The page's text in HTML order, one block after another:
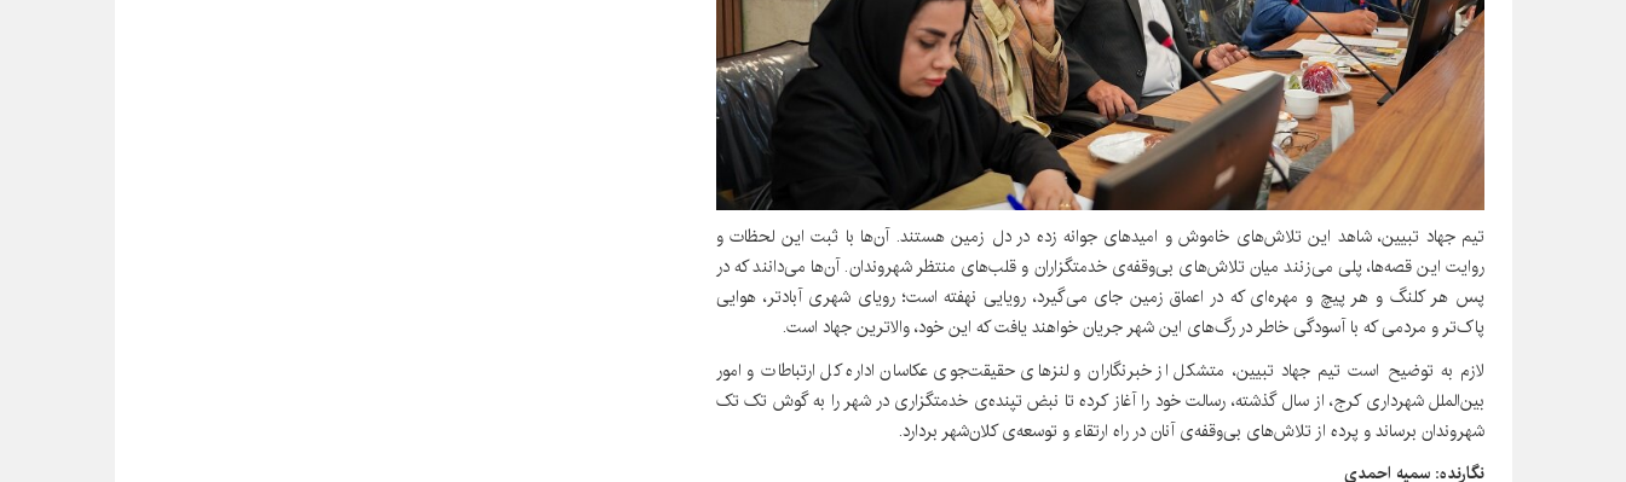
تیم جهاد تبیین، شاهد این تلاش‌های خاموش و امیدهای جوانه زده در دل زمین هستند. آن‌ها با ثبت این لحظات و
روایت این قصه‌ها، پلی می‌زنند میان تلاش‌های بی‌وقفه‌ی خدمتگزاران و قلب‌های منتظر شهروندان. آن‌ها می‌دانند که در
پس هر کلنگ و هر پیچ و مهره‌ای که در اعماق زمین جای می‌گیرد، رویایی نهفته است؛ رویای شهری آبادتر، هوایی
پاک‌تر و مردمی که با آسودگی خاطر در رگ‌های این شهر جریان خواهند یافت که این خود، والاترین جهاد است.
لازم به توضیح است تیم جهاد تبیین، متشکل از خبرنگاران و لنزهای حقیقت‌جوی عکاسان اداره کل ارتباطات و امور
بین‌الملل شهرداری کرج، از سال گذشته، رسالت خود را آغاز کرده تا نبض تپنده‌ی خدمتگزاری در شهر را به گوش تک تک
شهروندان برساند و پرده از تلاش‌های بی‌وقفه‌ی آنان در راه ارتقاء و توسعه‌ی کلان‌شهر بردارد.
نگارنده: سمیه احمدی